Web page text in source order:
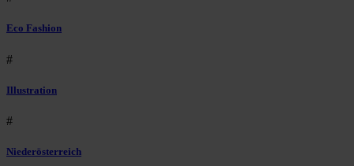
Eco Fashion
#
Illustration
#
Niederösterreich